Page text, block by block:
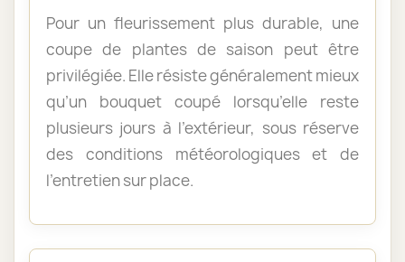
Pour un fleurissement plus durable, une
coupe de plantes de saison peut être
privilégiée. Elle résiste généralement mieux
qu’un bouquet coupé lorsqu’elle reste
plusieurs jours à l’extérieur, sous réserve
des conditions météorologiques et de
l’entretien sur place.